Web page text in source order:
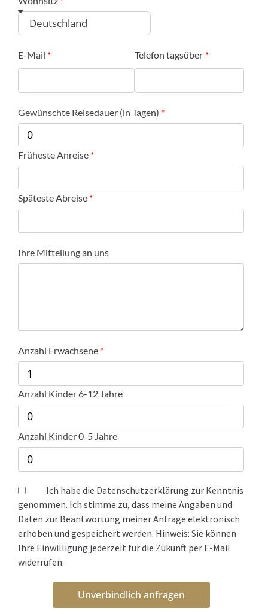
E-Mail Telefon tagsüber
Gewünschte Reisedauer (in Tagen)
Früheste Anreise
Späteste Abreise
Ihre Mitteilung an uns
Anzahl Erwachsene
Anzahl Kinder 6-12 Jahre
Anzahl Kinder 0-5 Jahre
Ich habe die Datenschutzerklärung zur Kenntnis
genommen. Ich stimme zu, dass meine Angaben und
Daten zur Beantwortung meiner Anfrage elektronisch
erhoben und gespeichert werden. Hinweis: Sie können
Ihre Einwilligung jederzeit für die Zukunft per E-Mail
widerrufen.
Unverbindlich anfragen